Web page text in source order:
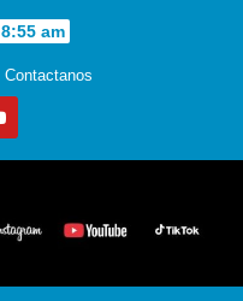
8:55 am
Contactanos